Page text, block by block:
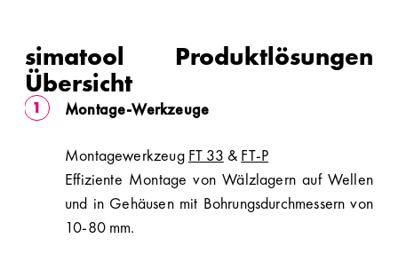
simatool Produktlösungen
Übersicht
Montage-Werkzeuge
Montagewerkzeug FT 33 & FT-P
Effiziente Montage von Wälzlagern auf Wellen
und in Gehäusen mit Bohrungsdurchmessern von
10-80 mm.